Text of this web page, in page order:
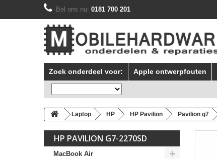
Bel ons nu: 0181 700 201
Zoek onderdeel voor: Apple ontwerpfouten
Laptop HP HP Pavilion Pavilion g7
HP PAVILION G7-2270SD
MacBook Air